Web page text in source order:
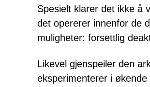
Spesielt klarer det ikke å
det opererer innenfor de
muligheter: forsettlig
Likevel gjenspeiler den
eksperimenterer i